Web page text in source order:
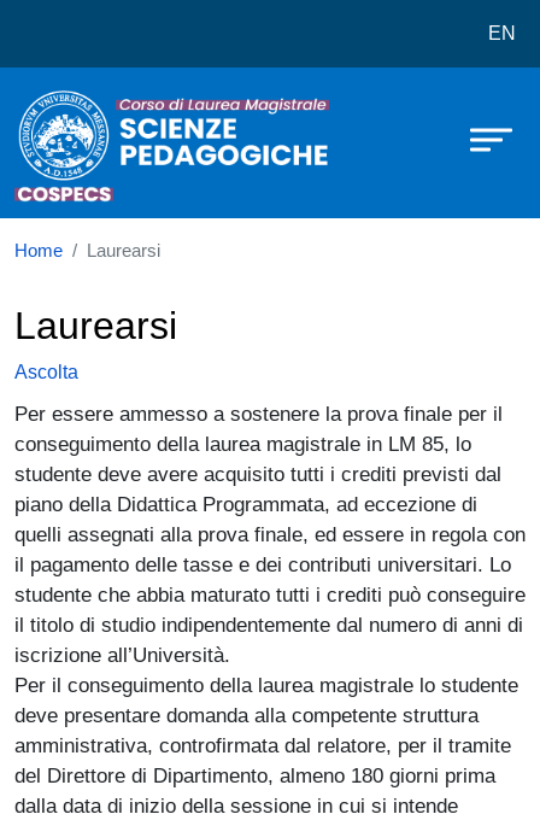
Corso di laurea in Scienze EN
Home Laurearsi
Laurearsi
Ascolta
Per essere ammesso a sostenere la prova finale per il
conseguimento della laurea magistrale in LM 85, lo
studente deve avere acquisito tutti i crediti previsti dal
piano della Didattica Programmata, ad eccezione di
quelli assegnati alla prova finale, ed essere in regola con
il pagamento delle tasse e dei contributi universitari. Lo
studente che abbia maturato tutti i crediti può conseguire
il titolo di studio indipendentemente dal numero di anni di
iscrizione all’Università.
Per il conseguimento della laurea magistrale lo studente
deve presentare domanda alla competente struttura
amministrativa, controfirmata dal relatore, per il tramite
del Direttore di Dipartimento, almeno 180 giorni prima
dalla data di inizio della sessione in cui si intende